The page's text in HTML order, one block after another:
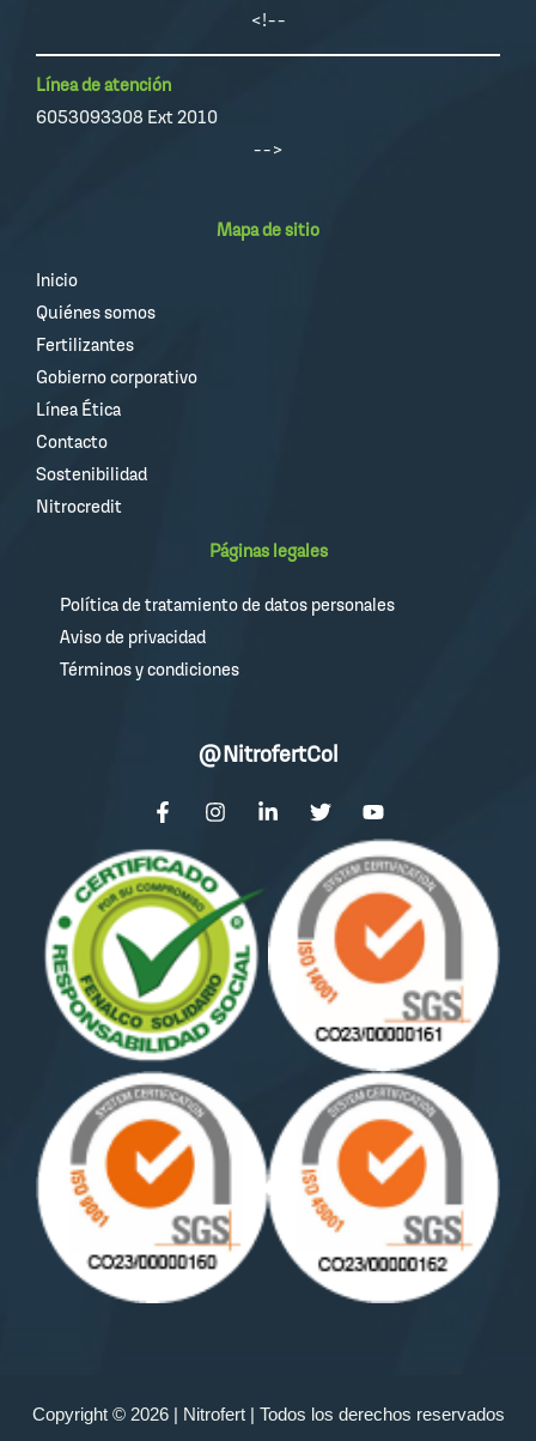
<!--
Línea de atención
6053093308 Ext 2010
-->
Mapa de sitio
Inicio
Quiénes somos
Fertilizantes
Gobierno corporativo
Línea Ética
Contacto
Sostenibilidad
Nitrocredit
Páginas legales
Política de tratamiento de datos personales
Aviso de privacidad
Términos y condiciones
@NitrofertCol
Copyright © 2026 | Nitrofert | Todos los derechos reservados